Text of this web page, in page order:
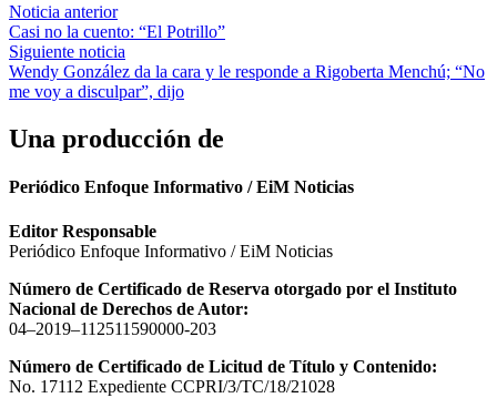
Navegación
de
entradas
Noticia anterior
Casi no la cuento: “El Potrillo”
Siguiente noticia
Wendy González da la cara y le responde a Rigoberta Menchú; “No
me voy a disculpar”, dijo
Una producción de
Periódico Enfoque Informativo / EiM Noticias
Editor Responsable
Periódico Enfoque Informativo / EiM Noticias
Número de Certificado de Reserva otorgado por el Instituto
Nacional de Derechos de Autor:
04–2019–112511590000-203
Número de Certificado de Licitud de Título y Contenido:
No. 17112 Expediente CCPRI/3/TC/18/21028